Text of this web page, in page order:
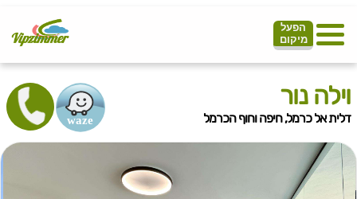
הפעל
מיקום
וילה נור
דלית אל כרמל, חיפה וחוף הכרמל